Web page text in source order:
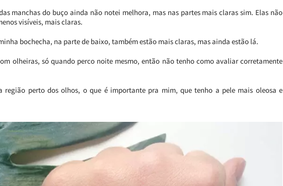
manchas do buço ainda não notei melhora, mas nas partes mais claras sim. Elas não
visíveis, mais claras.
bochecha, na parte de baixo, também estão mais claras, mas ainda estão lá.
olheiras, só quando perco noite mesmo, então não tenho como avaliar corretamente
região perto dos olhos, o que é importante pra mim, que tenho a pele mais oleosa e